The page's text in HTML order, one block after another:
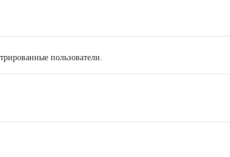
пользователи.